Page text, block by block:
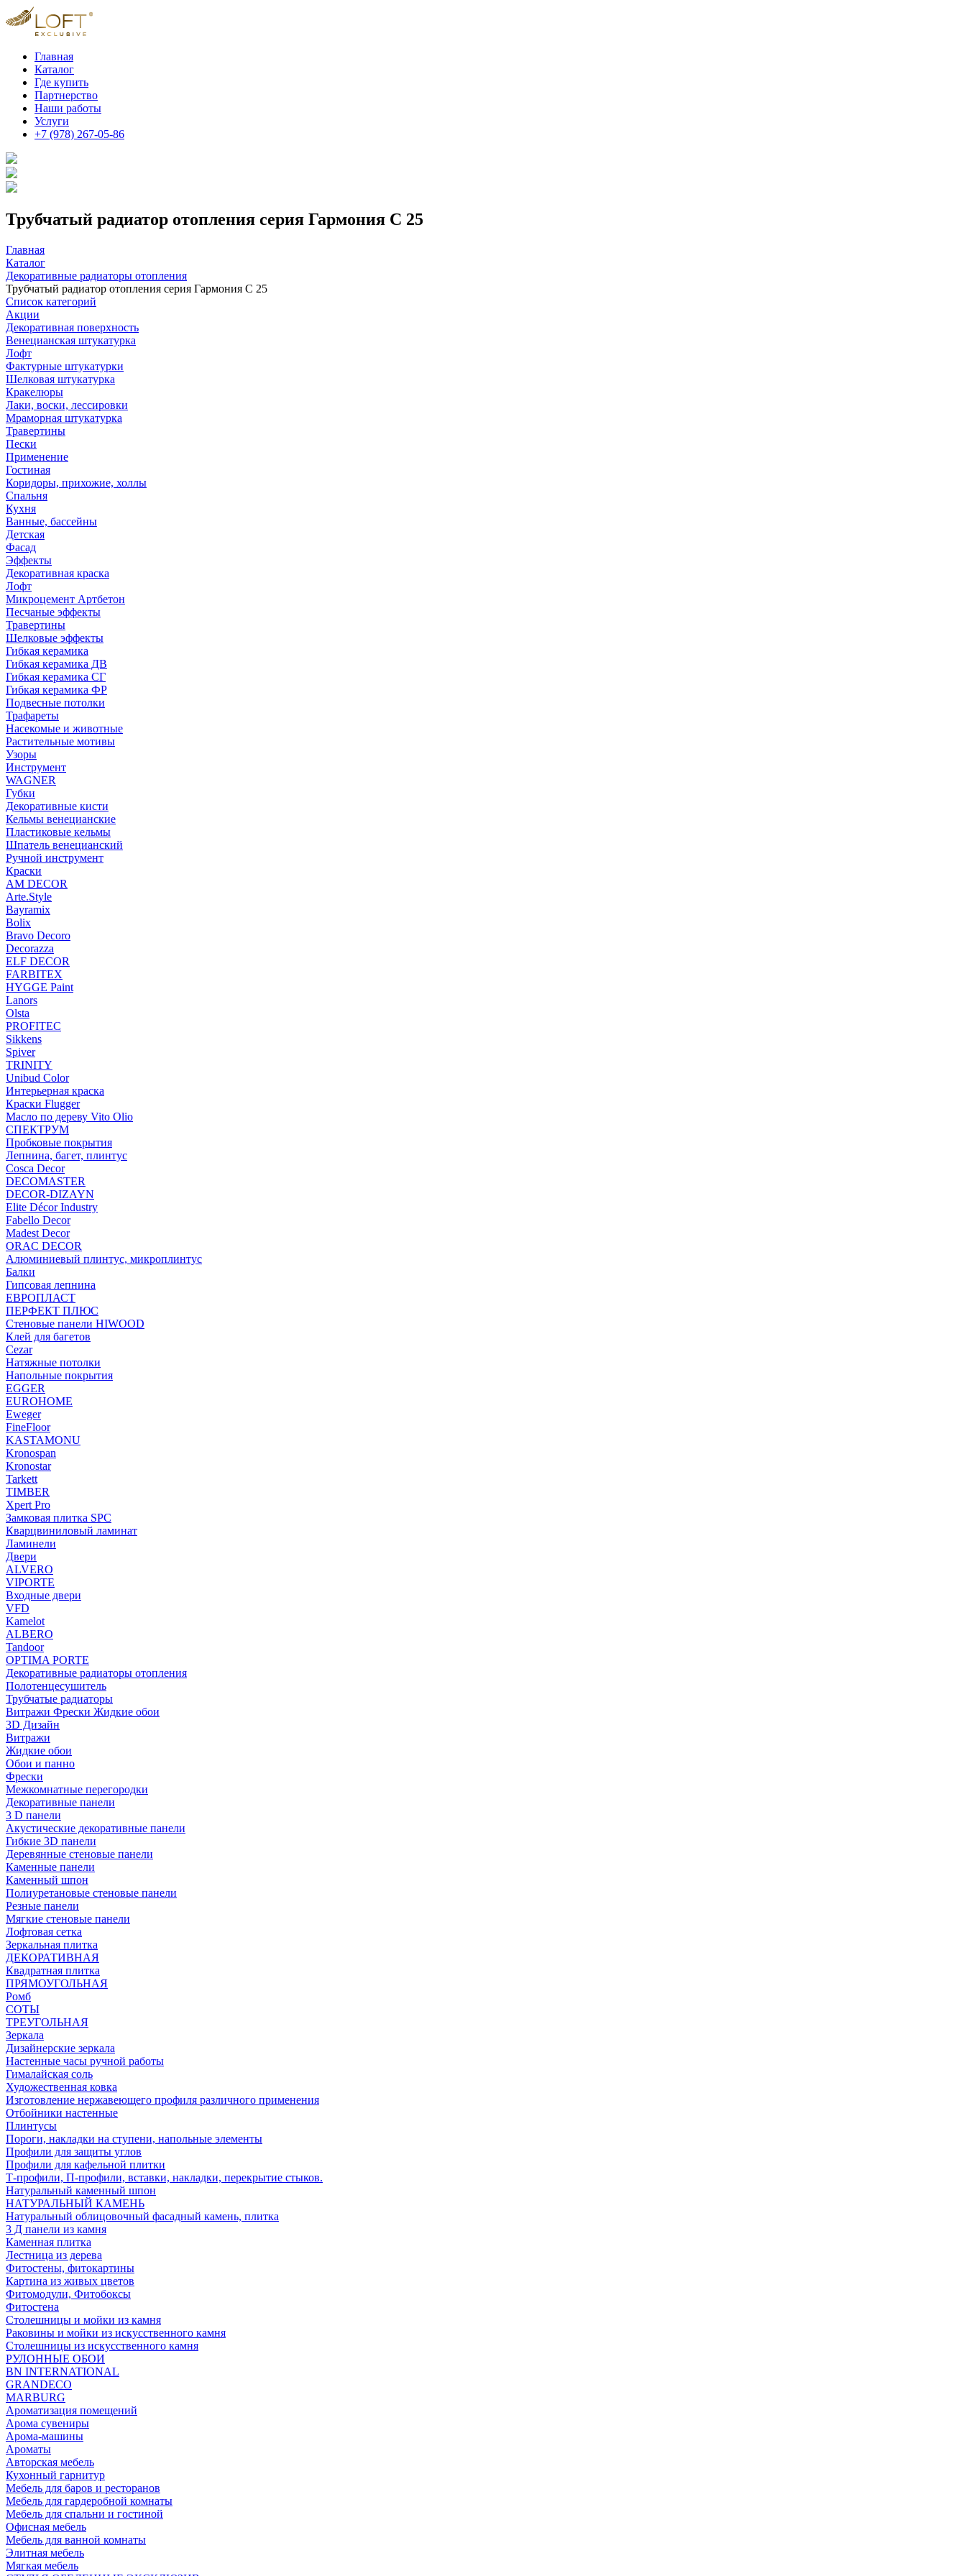
Главная
Каталог
Где купить
Партнерство
Наши работы
Услуги
+7 (978) 267-05-86
Трубчатый радиатор отопления серия Гармония С 25
Главная
Каталог
Декоративные радиаторы отопления
Трубчатый радиатор отопления серия Гармония С 25
Список категорий
Акции
Декоративная поверхность
Венецианская штукатурка
Лофт
Фактурные штукатурки
Шелковая штукатурка
Кракелюры
Лаки, воски, лессировки
Мраморная штукатурка
Травертины
Пески
Применение
Гостиная
Коридоры, прихожие, холлы
Спальня
Кухня
Ванные, бассейны
Детская
Фасад
Эффекты
Декоративная краска
Лофт
Микроцемент Артбетон
Песчаные эффекты
Травертины
Шелковые эффекты
Гибкая керамика
Гибкая керамика ДВ
Гибкая керамика СГ
Гибкая керамика ФР
Подвесные потолки
Трафареты
Насекомые и животные
Растительные мотивы
Узоры
Инструмент
WAGNER
Губки
Декоративные кисти
Кельмы венецианские
Пластиковые кельмы
Шпатель венецианский
Ручной инструмент
Краски
AM DECOR
Arte.Style
Bayramix
Bolix
Bravo Decoro
Decorazza
ELF DECOR
FARBITEX
HYGGE Paint
Lanors
Olsta
PROFITEC
Sikkens
Spiver
TRINITY
Unibud Color
Интерьерная краска
Краски Flugger
Масло по дереву Vito Olio
СПЕКТРУМ
Пробковые покрытия
Лепнина, багет, плинтус
Cosca Decor
DECOMASTER
DECOR-DIZAYN
Elite Décor Industry
Fabello Decor
Madest Decor
ORAC DECOR
Алюминиевый плинтус, микроплинтус
Балки
Гипсовая лепнина
ЕВРОПЛАСТ
ПЕРФЕКТ ПЛЮС
Стеновые панели HIWOOD
Клей для багетов
Cezar
Натяжные потолки
Напольные покрытия
EGGER
EUROHOME
Eweger
FineFloor
KASTAMONU
Kronospan
Kronostar
Tarkett
TIMBER
Xpert Pro
Замковая плитка SPC
Кварцвиниловый ламинат
Ламинели
Двери
ALVERO
VIPORTE
Входные двери
VFD
Kamelot
ALBERO
Tandoor
OPTIMA PORTE
Декоративные радиаторы отопления
Полотенцесушитель
Трубчатые радиаторы
Витражи Фрески Жидкие обои
3D Дизайн
Витражи
Жидкие обои
Обои и панно
Фрески
Межкомнатные перегородки
Декоративные панели
3 D панели
Акустические декоративные панели
Гибкие 3D панели
Деревянные стеновые панели
Каменные панели
Каменный шпон
Полиуретановые стеновые панели
Резные панели
Мягкие стеновые панели
Лофтовая сетка
Зеркальная плитка
ДЕКОРАТИВНАЯ
Квадратная плитка
ПРЯМОУГОЛЬНАЯ
Ромб
СОТЫ
ТРЕУГОЛЬНАЯ
Зеркала
Дизайнерские зеркала
Настенные часы ручной работы
Гималайская соль
Художественная ковка
Изготовление нержавеющего профиля различного применения
Отбойники настенные
Плинтусы
Пороги, накладки на ступени, напольные элементы
Профили для защиты углов
Профили для кафельной плитки
Т-профили, П-профили, вставки, накладки, перекрытие стыков.
Натуральный каменный шпон
НАТУРАЛЬНЫЙ КАМЕНЬ
Натуральный облицовочный фасадный камень, плитка
3 Д панели из камня
Каменная плитка
Лестница из дерева
Фитостены, фитокартины
Картина из живых цветов
Фитомодули, Фитобоксы
Фитостена
Столешницы и мойки из камня
Раковины и мойки из искусственного камня
Столешницы из искусственного камня
РУЛОННЫЕ ОБОИ
BN INTERNATIONAL
GRANDECO
MARBURG
Ароматизация помещений
Арома сувениры
Арома-машины
Ароматы
Авторская мебель
Кухонный гарнитур
Мебель для баров и ресторанов
Мебель для гардеробной комнаты
Мебель для спальни и гостиной
Офисная мебель
Мебель для ванной комнаты
Элитная мебель
Мягкая мебель